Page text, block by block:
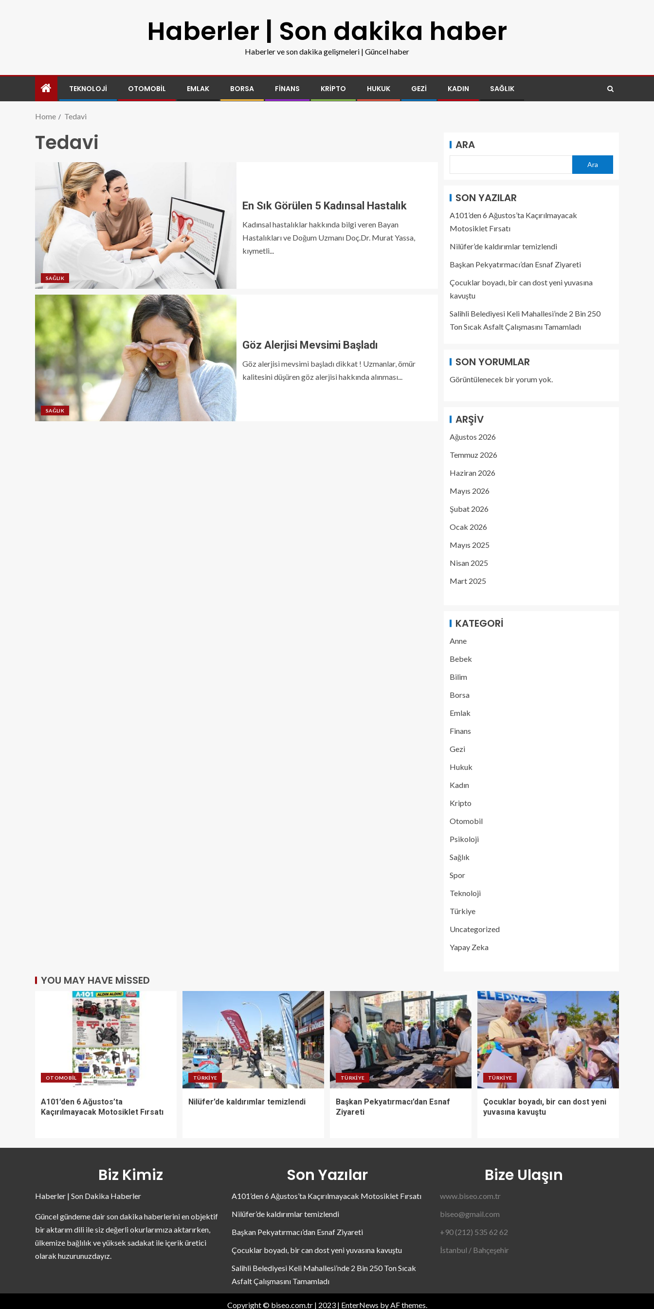
Haberler | Son dakika haber
Haberler ve son dakika gelişmeleri | Güncel haber
TEKNOLOJI OTOMOBIL EMLAK BORSA FINANS KRIPTO HUKUK GEZI KADIN SAĞLIK
Home Tedavi
Tedavi
SAĞLIK
En Sık Görülen 5 Kadınsal Hastalık
Kadınsal hastalıklar hakkında bilgi veren Bayan
Hastalıkları ve Doğum Uzmanı Doç.Dr. Murat Yassa,
kıymetli...
SAĞLIK
Göz Alerjisi Mevsimi Başladı
Göz alerjisi mevsimi başladı dikkat ! Uzmanlar, ömür
kalitesini düşüren göz alerjisi hakkında alınması...
ARA
Ara
SON YAZILAR
A101’den 6 Ağustos’ta Kaçırılmayacak
Motosiklet Fırsatı
Nilüfer’de kaldırımlar temizlendi
Başkan Pekyatırmacı’dan Esnaf Ziyareti
Çocuklar boyadı, bir can dost yeni yuvasına
kavuştu
Salihli Belediyesi Keli Mahallesi’nde 2 Bin 250
Ton Sıcak Asfalt Çalışmasını Tamamladı
SON YORUMLAR
Görüntülenecek bir yorum yok.
ARŞIV
Ağustos 2026
Temmuz 2026
Haziran 2026
Mayıs 2026
Şubat 2026
Ocak 2026
Mayıs 2025
Nisan 2025
Mart 2025
KATEGORI
Anne
Bebek
Bilim
Borsa
Emlak
Finans
Gezi
Hukuk
Kadın
Kripto
Otomobil
Psikoloji
Sağlık
Spor
Teknoloji
Türkiye
Uncategorized
Yapay Zeka
YOU MAY HAVE MISSED
OTOMOBIL
A101’den 6 Ağustos’ta
Kaçırılmayacak Motosiklet Fırsatı
TÜRKIYE
Nilüfer’de kaldırımlar temizlendi
TÜRKIYE
Başkan Pekyatırmacı’dan Esnaf
Ziyareti
TÜRKIYE
Çocuklar boyadı, bir can dost yeni
yuvasına kavuştu
Biz Kimiz
Haberler | Son Dakika Haberler
Güncel gündeme dair son dakika haberlerini en objektif
bir aktarım dili ile siz değerli okurlarımıza aktarırken,
ülkemize bağlılık ve yüksek sadakat ile içerik üretici
olarak huzurunuzdayız.
Son Yazılar
A101’den 6 Ağustos’ta Kaçırılmayacak Motosiklet Fırsatı
Nilüfer’de kaldırımlar temizlendi
Başkan Pekyatırmacı’dan Esnaf Ziyareti
Çocuklar boyadı, bir can dost yeni yuvasına kavuştu
Salihli Belediyesi Keli Mahallesi’nde 2 Bin 250 Ton Sıcak
Asfalt Çalışmasını Tamamladı
Bize Ulaşın
www.biseo.com.tr
biseo@gmail.com
+90 (212) 535 62 62
İstanbul / Bahçeşehir
Copyright © biseo.com.tr | 2023 | EnterNews by AF themes.